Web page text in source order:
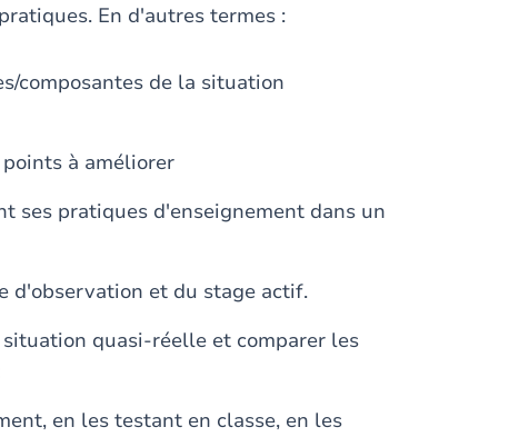
En d'autres termes :
composantes de la situation
à améliorer
ses pratiques d'enseignement dans un
d'observation et du stage actif.
quasi-réelle et comparer les
en les testant en classe, en les